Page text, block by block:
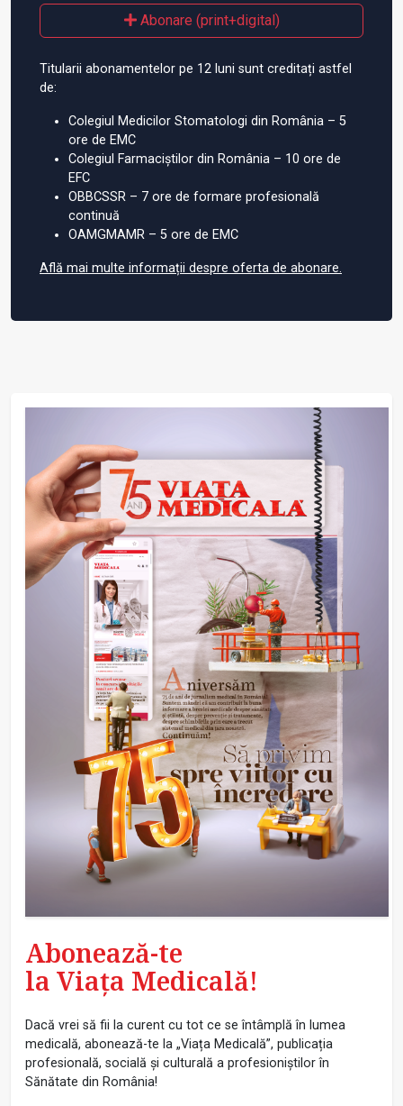
Abonare (print+digital)
Titularii abonamentelor pe 12 luni sunt creditați astfel
de:
Colegiul Medicilor Stomatologi din România – 5
ore de EMC
Colegiul Farmaciștilor din România – 10 ore de
EFC
OBBCSSR – 7 ore de formare profesională
continuă
OAMGMAMR – 5 ore de EMC
Află mai multe informații despre oferta de abonare.
Abonează-te
la Viața Medicală!
Dacă vrei să fii la curent cu tot ce se întâmplă în lumea
medicală, abonează-te la „Viața Medicală”, publicația
profesională, socială și culturală a profesioniștilor în
Sănătate din România!